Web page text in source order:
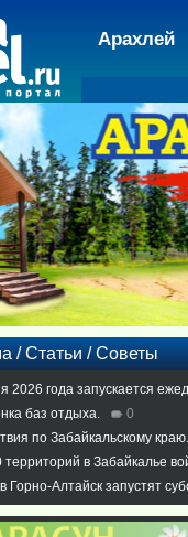
Арахлей
/ Статьи / Советы
2026 года запускается
баз отдыха.
0
по Забайкальскому краю.
территорий в Забайкалье
Горно-Алтайск запустят